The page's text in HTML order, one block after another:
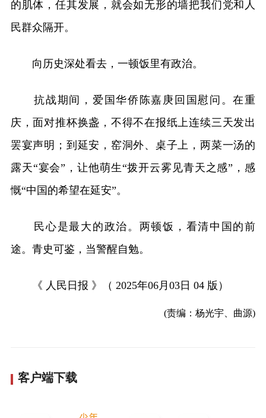
的肌体，任其发展，就会如无形的墙把我们党和人
民群众隔开。
向历史深处看去，一顿饭里有政治。
抗战期间，爱国华侨陈嘉庚回国慰问。在重
庆，面对推杯换盏，不得不在报纸上连续三天发出
罢宴声明；到延安，窑洞外、桌子上，两菜一汤的
露天“宴会”，让他萌生“拨开云雾见青天之感”，感
慨“中国的希望在延安”。
民心是最大的政治。两顿饭，看清中国的前
途。青史可鉴，当警醒自勉。
《 人民日报 》（ 2025年06月03日 04 版）
(责编：杨光宇、曲源)
客户端下载